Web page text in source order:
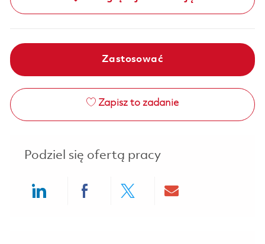
Zastosować
Zapisz to zadanie
Podziel się ofertą pracy